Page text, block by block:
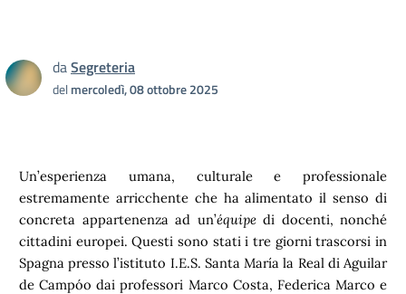
daSegreteria
delmercoledì, 08 ottobre 2025
Un’esperienza umana, culturale e professionale
estremamente arricchente che ha alimentato il senso di
concreta appartenenza ad un’équipedi docenti, nonché
cittadini europei. Questi sono stati i tre giorni trascorsi in
Spagna presso l’istituto I.E.S. Santa María la Real di Aguilar
de Campóo dai professori Marco Costa, Federica Marco e